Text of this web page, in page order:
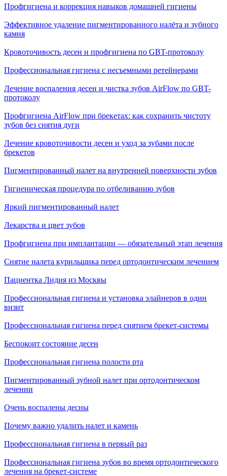
Профгигиена и коррекция навыков домашней гигиены
Эффективное удаление пигментированного налёта и зубного
камня
Кровоточивость десен и профгигиена по GBT-протоколу
Профессиональная гигиена с несъемными ретейнерами
Лечение воспаления десен и чистка зубов AirFlow по GBT-
протоколу
Профгигиена AirFlow при брекетах: как сохранить чистоту
зубов без снятия дуги
Лечение кровоточивости десен и уход за зубами после
брекетов
Пигментированный налет на внутренней поверхности зубов
Гигиеническая процедура по отбеливанию зубов
Яркий пигментированный налет
Лекарства и цвет зубов
Профгигиена при имплантации — обязательный этап лечения
Снятие налета курильщика перед ортодонтическим лечением
Пациентка Лидия из Москвы
Профессиональная гигиена и установка элайнеров в один
визит
Профессиональная гигиена перед снятием брекет-системы
Беспокоит состояние десен
Профессиональная гигиена полости рта
Пигментированный зубной налет при ортодонтическом
лечении
Очень воспалены десны
Почему важно удалить налет и камень
Профессиональная гигиена в первый раз
Профессиональная гигиена зубов во время ортодонтического
лечения на брекет-системе